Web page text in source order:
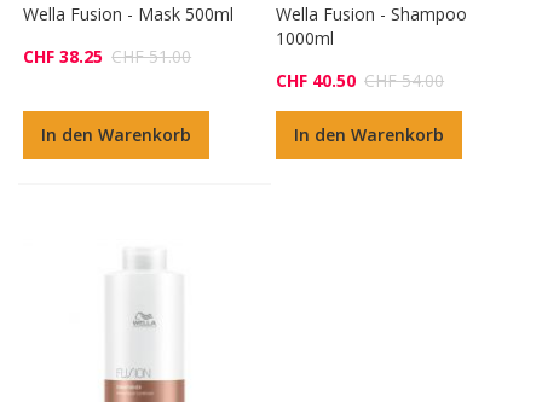
Wella Fusion - Mask 500ml
CHF 38.25 CHF 51.00
In den Warenkorb
Wella Fusion - Shampoo
1000ml
CHF 40.50 CHF 54.00
In den Warenkorb